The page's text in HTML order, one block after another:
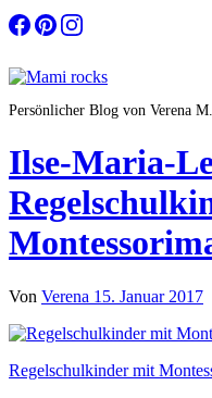
Zum
Inhalt
Persönlicher Blog von Verena
Ilse-Maria-
Von Verena 15. Januar 2017
Regelschulkinder mit